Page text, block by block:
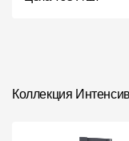
Коллекция